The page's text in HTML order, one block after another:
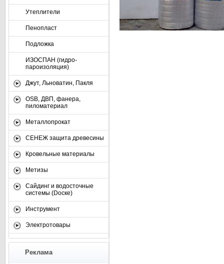
Утеплители
Пенопласт
Подложка
ИЗОСПАН (гидро-
пароизоляция)
Джут, Льноватин, Пакля
OSB, ДВП, фанера,
пиломатериал
Металлопрокат
СЕНЕЖ защита древесины
Кровельные материалы
Метизы
Сайдинг и водосточные
системы (Dоске)
Инструмент
Электротовары
Реклама